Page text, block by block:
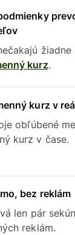
kurz.
kurz v
obľúbené
kurz v čase.
bez reklám
len pár
reklám.